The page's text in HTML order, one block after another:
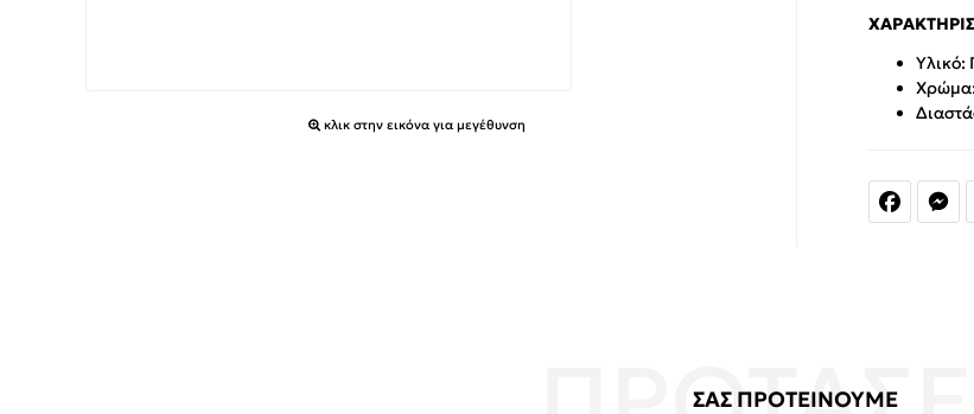
κλικ στην εικόνα για μεγέθυνση
Υλικό:
ΣΑΣ ΠΡΟΤΕΙΝΟΥΜΕ